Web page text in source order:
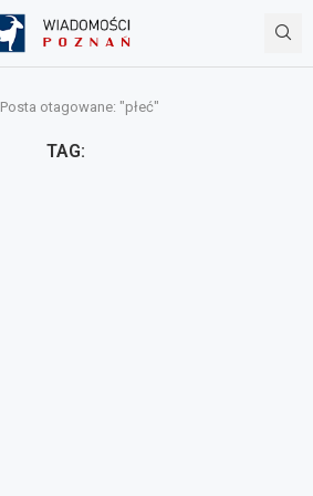
Posta otagowane: "płeć"
TAG: